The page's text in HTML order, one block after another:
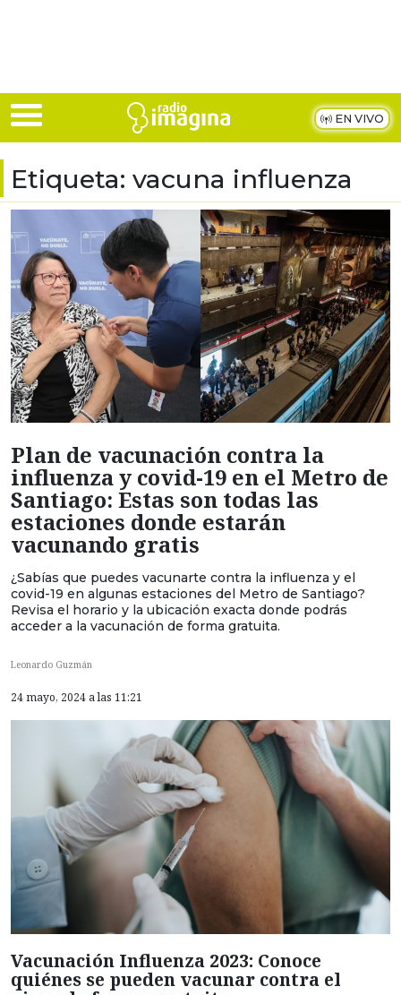
EN VIVO
Etiqueta: vacuna influenza
Plan de vacunación contra la
influenza y covid-19 en el Metro de
Santiago: Estas son todas las
estaciones donde estarán
vacunando gratis
¿Sabías que puedes vacunarte contra la influenza y el
covid-19 en algunas estaciones del Metro de Santiago?
Revisa el horario y la ubicación exacta donde podrás
acceder a la vacunación de forma gratuita.
Leonardo Guzmán
24 mayo, 2024 a las 11:21
Vacunación Influenza 2023: Conoce
quiénes se pueden vacunar contra el